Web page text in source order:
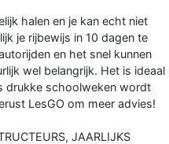
halen en je kan echt niet
je rijbewijs in 10 dagen te
en het snel kunnen
wel belangrijk. Het is ideaal
drukke schoolweken wordt
LesGO om meer advies!
JAARLIJKS